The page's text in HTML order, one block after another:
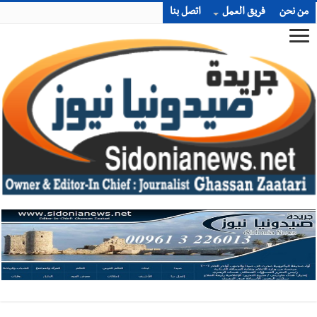
من نحن فريق العمل اتصل بنا